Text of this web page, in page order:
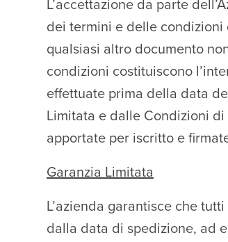
L’accettazione da parte
dei termini e delle condizioni
qualsiasi altro documento
condizioni costituiscono
effettuate prima della data
Limitata e dalle Condizioni
apportate per iscritto e
Garanzia Limitata
L’azienda garantisce che
dalla data di spedizione, ad